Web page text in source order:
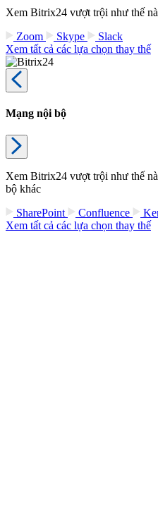
Xem Bitrix24 vượt trội như thế
Zoom
Skype
Slack
Xem tất cả các lựa chọn thay thế
Mạng nội bộ
Xem Bitrix24 vượt trội như thế
bộ khác
SharePoint
Confluence
Xem tất cả các lựa chọn thay thế